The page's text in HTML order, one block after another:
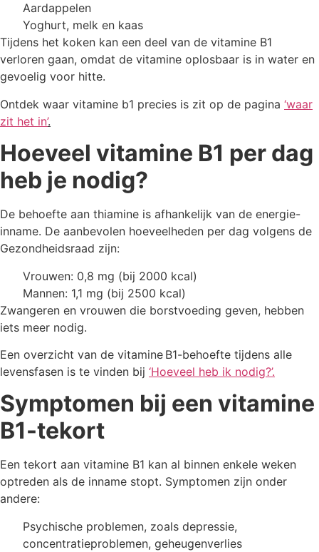
Aardappelen
Yoghurt, melk en kaas
Tijdens het koken kan een deel van de vitamine B1
verloren gaan, omdat de vitamine oplosbaar is in water en
gevoelig voor hitte.
Ontdek waar vitamine b1 precies is zit op de pagina ‘waar
zit het in’.
Hoeveel vitamine B1 per dag
heb je nodig?
De behoefte aan thiamine is afhankelijk van de energie-
inname. De aanbevolen hoeveelheden per dag volgens de
Gezondheidsraad zijn:
Vrouwen: 0,8 mg (bij 2000 kcal)
Mannen: 1,1 mg (bij 2500 kcal)
Zwangeren en vrouwen die borstvoeding geven, hebben
iets meer nodig.
Een overzicht van de vitamine B1-behoefte tijdens alle
levensfasen is te vinden bij ‘Hoeveel heb ik nodig?’.
Symptomen bij een vitamine
B1-tekort
Een tekort aan vitamine B1 kan al binnen enkele weken
optreden als de inname stopt. Symptomen zijn onder
andere:
Psychische problemen, zoals depressie,
concentratieproblemen, geheugenverlies